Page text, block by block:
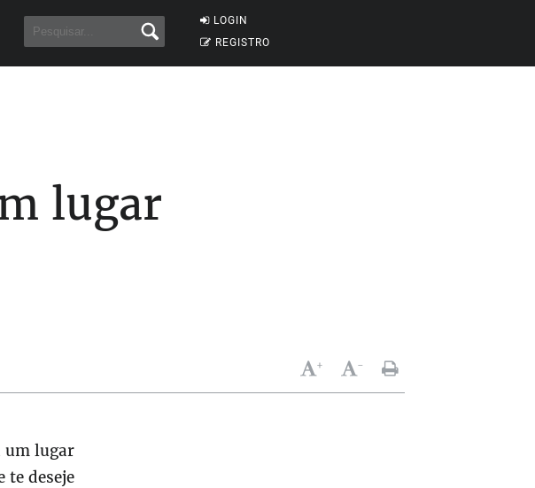
LOGIN
REGISTRO
lugar
+ -
um lugar
te deseje